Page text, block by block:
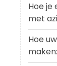
Hoe
met
Hoe